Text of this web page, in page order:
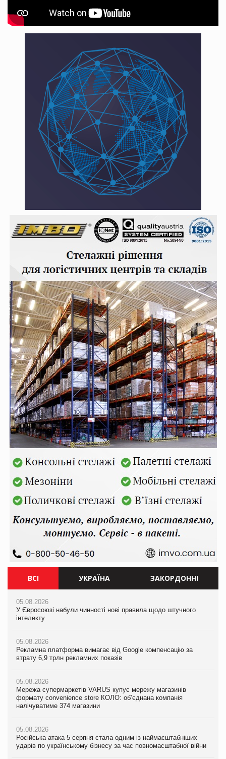
ВСІ УКРАЇНА ЗАКОРДОННІ
05.08.2026
У Євросоюзі набули чинності нові правила щодо штучного
інтелекту
05.08.2026
Рекламна платформа вимагає від Google компенсацію за
втрату 6,9 трлн рекламних показів
05.08.2026
Мережа супермаркетів VARUS купує мережу магазинів
формату convenience store КОЛО: об’єднана компанія
налічуватиме 374 магазини
05.08.2026
Російська атака 5 серпня стала одним із наймасштабніших
ударів по українському бізнесу за час повномасштабної війни
05.08.2026
Мережа супермаркетів VARUS купує мережу магазинів
формату convenience store КОЛО: об’єднана компанія
05.08.2026
Російська атака 5 серпня стала одним із наймасштабніших
05.08.2026
Смачне поповнення дитячого меню: у VARUS з’явилися
новинки від ТМ ТОКЕРИ
05.08.2026
Сергій Лісунов про заморожені хлібобулочні вироби на
PrivateLabel&FMCG Master 2026
05.08.2026
У Євросоюзі набули чинності нові правила щодо штучного
інтелекту
05.08.2026
Рекламна платформа вимагає від Google компенсацію за
втрату 6,9 трлн рекламних показів
05.08.2026
Adidas витратила понад $1 млрд на маркетинг за квартал
продуктів